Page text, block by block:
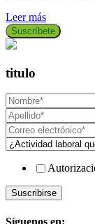
Leer más
Suscríbete
titulo
Síguenos en: